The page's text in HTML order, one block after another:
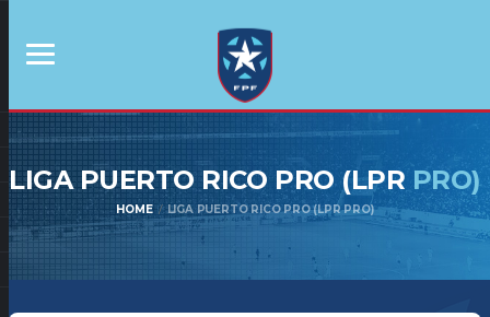
LIGA PUERTO RICO PRO (LPRPRO)
HOME LIGA PUERTO RICO PRO (LPR PRO)